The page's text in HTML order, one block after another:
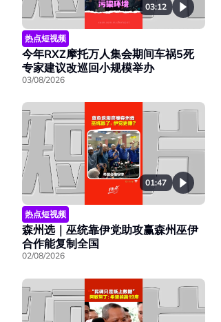
03:12
热点短视频
今年RXZ摩托万人集会期间车祸5死
专家建议改巡回小规模举办
03/08/2026
01:47
热点短视频
森州选｜巫统靠伊党助攻赢森州巫伊
合作能复制全国
02/08/2026